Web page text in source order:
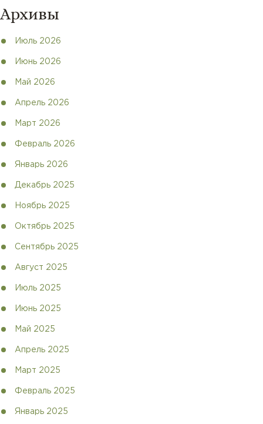
Архивы
Июль 2026
Июнь 2026
Май 2026
Апрель 2026
Март 2026
Февраль 2026
Январь 2026
Декабрь 2025
Ноябрь 2025
Октябрь 2025
Сентябрь 2025
Август 2025
Июль 2025
Июнь 2025
Май 2025
Апрель 2025
Март 2025
Февраль 2025
Январь 2025